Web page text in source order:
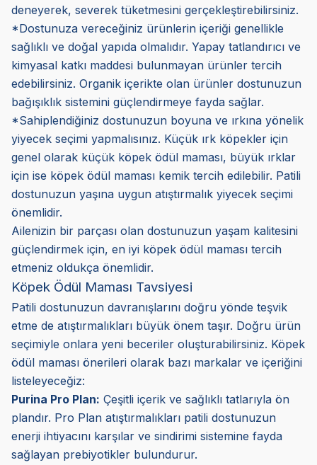
deneyerek, severek tüketmesini gerçekleştirebilirsiniz.
*Dostunuza vereceğiniz ürünlerin içeriği genellikle
sağlıklı ve doğal yapıda olmalıdır. Yapay tatlandırıcı ve
kimyasal katkı maddesi bulunmayan ürünler tercih
edebilirsiniz. Organik içerikte olan ürünler dostunuzun
bağışıklık sistemini güçlendirmeye fayda sağlar.
*Sahiplendiğiniz dostunuzun boyuna ve ırkına yönelik
yiyecek seçimi yapmalısınız. Küçük ırk köpekler için
genel olarak küçük köpek ödül maması, büyük ırklar
için ise köpek ödül maması kemik tercih edilebilir. Patili
dostunuzun yaşına uygun atıştırmalık yiyecek seçimi
önemlidir.
Ailenizin bir parçası olan dostunuzun yaşam kalitesini
güçlendirmek için, en iyi köpek ödül maması tercih
etmeniz oldukça önemlidir.
Köpek Ödül Maması Tavsiyesi
Patili dostunuzun davranışlarını doğru yönde teşvik
etme de atıştırmalıkları büyük önem taşır. Doğru ürün
seçimiyle onlara yeni beceriler oluşturabilirsiniz. Köpek
ödül maması önerileri olarak bazı markalar ve içeriğini
listeleyeceğiz:
Purina Pro Plan: Çeşitli içerik ve sağlıklı tatlarıyla ön
plandır. Pro Plan atıştırmalıkları patili dostunuzun
enerji ihtiyacını karşılar ve sindirimi sistemine fayda
sağlayan prebiyotikler bulundurur.